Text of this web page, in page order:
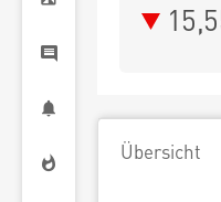
Übersicht